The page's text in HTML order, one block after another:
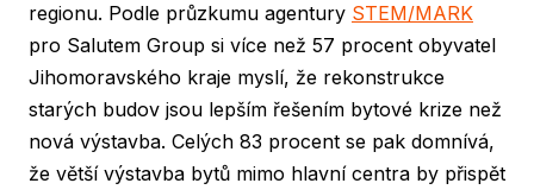
regionu. Podle průzkumu agentury STEM/MARK
pro Salutem Group si více než 57 procent obyvatel
Jihomoravského kraje myslí, že rekonstrukce
starých budov jsou lepším řešením bytové krize než
nová výstavba. Celých 83 procent se pak domnívá,
že větší výstavba bytů mimo hlavní centra by přispět